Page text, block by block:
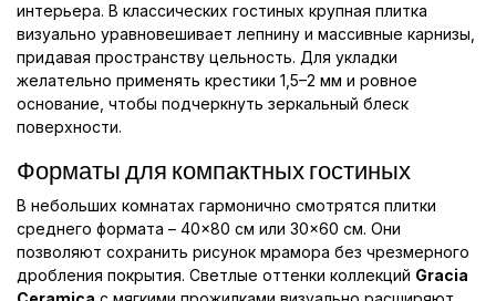
интерьера. В классических гостиных крупная плитка
визуально уравновешивает лепнину и массивные карнизы,
придавая пространству цельность. Для укладки
желательно применять крестики 1,5–2 мм и ровное
основание, чтобы подчеркнуть зеркальный блеск
поверхности.
Форматы для компактных гостиных
В небольших комнатах гармонично смотрятся плитки
среднего формата – 40×80 см или 30×60 см. Они
позволяют сохранить рисунок мрамора без чрезмерного
дробления покрытия. Светлые оттенки коллекций Gracia